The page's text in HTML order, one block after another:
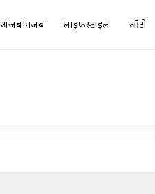
अजब-गजब लाइफस्टाइल ऑटो